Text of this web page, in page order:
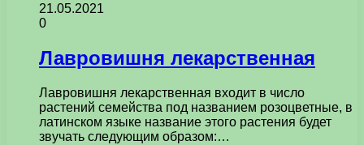
21.05.2021
0
Лавровишня лекарственная
Лавровишня лекарственная входит в число
растений семейства под названием розоцветные, в
латинском языке название этого растения будет
звучать следующим образом:…